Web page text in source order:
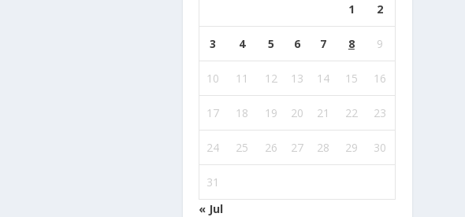
1 2
3 4 5 6 7 8 9
10 11 12 13 14 15 16
17 18 19 20 21 22 23
24 25 26 27 28 29 30
31
« Jul